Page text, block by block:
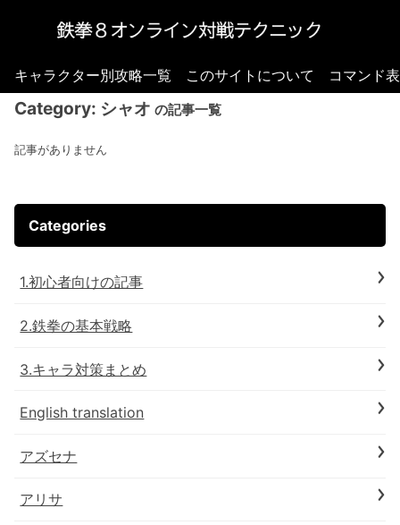
キャラクター別攻略一覧 このサイトについて コマンド
Category: シャオ の記事一覧
記事がありません
Categories
1.初心者向けの記事
2.鉄拳の基本戦略
3.キャラ対策まとめ
English translation
アズセナ
アリサ